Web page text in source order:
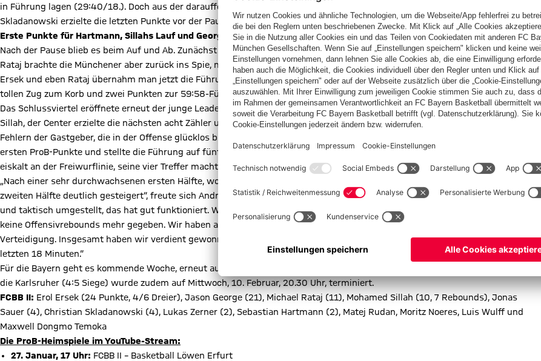
in Führung lagen (29:40/18.). Doch aus der darauffolgenden Auszeit netzte George einen Drei-Punkte-Wurf ein. Christian
Skladanowski erzielte die letzten Punkte vor der Pause zum erträglichen 35:40-Halbzeitrückstand.
Erste Punkte für Hartmann, Sillahs Lauf und Georges Freiwürfe
Nach der Pause blieb es beim Auf und Ab. Zunächst startete man mit zwei Ballverlusten in die zweite Halbzeit (35:45/ 22.).
Rataj brachte die Münchener aber zurück ins Spie, mit einem 12:0-Rund durch drei erfolgreiche Drives und zwei Dreier durch
Ersek und eben Rataj übernahm man jetzt die Führung (25.). Von außen lief es gut und Ersek beendete das Viertel mit einem
tollen Zug zum Korb und zwei Punkten zur 59:58-Führung.
Das Schlussviertel eröffnete erneut der junge Leader Ersek, 21, mit einem Dreier. Es folgte eine starke Phase von Mohamed
Sillah, der Center erzielte die nächsten acht Zähler und war in der Zone nicht zu stoppen. Die Bayern profitierten auch von den
Fehlern der Gastgeber, die in der Offense glücklos blieben. In der Crunchtime erzielte dann Sebastian Hartmann cool seine
ersten ProB-Punkte und stellte die Führung auf fünf Punkte (74:69/39.). Jungprofi George blieb in der Schlussminute ebenso
eiskalt an der Freiwurflinie, seine vier Treffer machten den Sieg perfekt.
„Nach einer sehr durchwachsenen ersten Hälfte, wo wir einfach nicht gut gespielt haben, haben wir unser Leistung in der
zweiten Hälfte deutlich gesteigert“, freute sich Andreas Wagner.„Wir haben vor allem in der Verteidigung viel aggressiver agiert
und taktisch umgestellt, das hat gut funktioniert. Wir haben dann auch sehr gut die Bretter kontrolliert und den Frankfurtern
keine Offensivrebounds mehr gegeben. Wir haben auch besser in der Transition-Defense verteidigt, das war der Schlüssel in der
Verteidigung. Insgesamt haben wir verdient gewonnen und sind stark zurückgekommen. Kompliment an die Mannschaft für die
letzten 18 Minuten.“
Für die Bayern geht es kommende Woche, erneut auswärts, in Karlsruhe weiter (Samstag, 23.1.), Das ausgefallene Spiel gegen
die Karlsruher (4:5 Siege) wurde zudem auf Mittwoch, 10. Februar, 20.30 Uhr, terminiert.
FCBB II: Erol Ersek (24 Punkte, 4/6 Dreier), Jason George (21), Michael Rataj (11), Mohamed Sillah (10, 7 Rebounds), Jonas
Sauer (4), Christian Skladanowski (4), Lukas Zerner (2), Sebastian Hartmann (2), Matej Rudan, Moritz Noeres, Luis Wulff und
Maxwell Dongmo Temoka
Die ProB-Heimspiele im YouTube-Stream:
27. Januar, 17 Uhr: FCBB II – Basketball Löwen Erfurt